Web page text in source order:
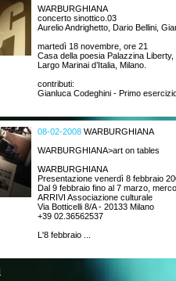
WARBURGHIANA
concerto sinottico.03
Aurelio Andrighetto, Dario Bellini,
martedì 18 novembre, ore 21
Casa della poesia Palazzina Liberty,
Largo Marinai d’Italia, Milano.
contributi:
Gianluca Codeghini - Primo
08-02-2008 WARBURGHIANA
WARBURGHIANA>art on tables
WARBURGHIANA
Presentazione venerdì 8 febbraio
Dal 9 febbraio fino al 7 marzo,
ARRIVI Associazione culturale
Via Botticelli 8/A - 20133 Milano
+39 02.36562537
L'8 febbraio ...